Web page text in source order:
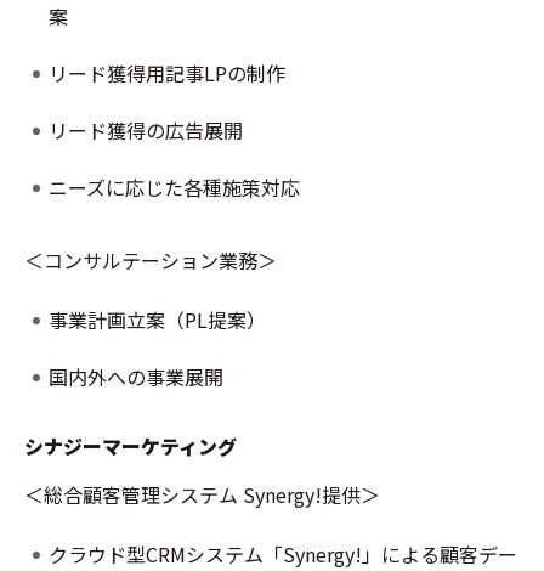
案
リード獲得用記事LPの制作
リード獲得の広告展開
ニーズに応じた各種施策対応
＜コンサルテーション業務＞
事業計画立案（PL提案）
国内外への事業展開
シナジーマーケティング
＜総合顧客管理システム Synergy!提供＞
クラウド型CRMシステム「Synergy!」による顧客デー